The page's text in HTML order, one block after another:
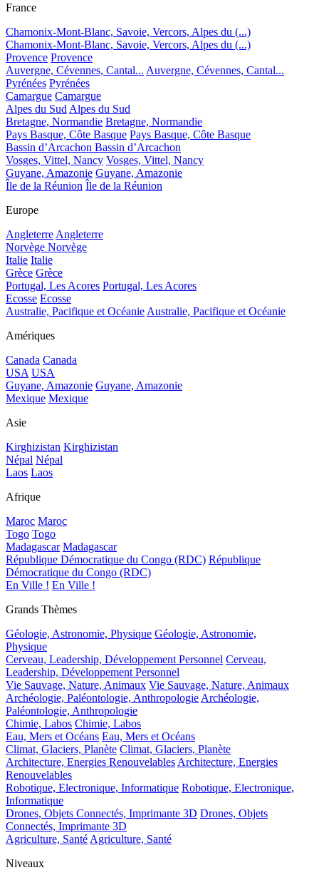
France
Chamonix-Mont-Blanc, Savoie, Vercors, Alpes du (...)
Chamonix-Mont-Blanc, Savoie, Vercors, Alpes du (...)
Provence Provence
Auvergne, Cévennes, Cantal... Auvergne, Cévennes, Cantal...
Pyrénées Pyrénées
Camargue Camargue
Alpes du Sud Alpes du Sud
Bretagne, Normandie Bretagne, Normandie
Pays Basque, Côte Basque Pays Basque, Côte Basque
Bassin d’Arcachon Bassin d’Arcachon
Vosges, Vittel, Nancy Vosges, Vittel, Nancy
Guyane, Amazonie Guyane, Amazonie
Île de la Réunion Île de la Réunion
Europe
Angleterre Angleterre
Norvège Norvège
Italie Italie
Grèce Grèce
Portugal, Les Acores Portugal, Les Acores
Ecosse Ecosse
Australie, Pacifique et Océanie Australie, Pacifique et Océanie
Amériques
Canada Canada
USA USA
Guyane, Amazonie Guyane, Amazonie
Mexique Mexique
Asie
Kirghizistan Kirghizistan
Népal Népal
Laos Laos
Afrique
Maroc Maroc
Togo Togo
Madagascar Madagascar
République Démocratique du Congo (RDC) République
Démocratique du Congo (RDC)
En Ville ! En Ville !
Grands Thèmes
Géologie, Astronomie, Physique Géologie, Astronomie,
Physique
Cerveau, Leadership, Développement Personnel Cerveau,
Leadership, Développement Personnel
Vie Sauvage, Nature, Animaux Vie Sauvage, Nature, Animaux
Archéologie, Paléontologie, Anthropologie Archéologie,
Paléontologie, Anthropologie
Chimie, Labos Chimie, Labos
Eau, Mers et Océans Eau, Mers et Océans
Climat, Glaciers, Planète Climat, Glaciers, Planète
Architecture, Energies Renouvelables Architecture, Energies
Renouvelables
Robotique, Electronique, Informatique Robotique, Electronique,
Informatique
Drones, Objets Connectés, Imprimante 3D Drones, Objets
Connectés, Imprimante 3D
Agriculture, Santé Agriculture, Santé
Niveaux